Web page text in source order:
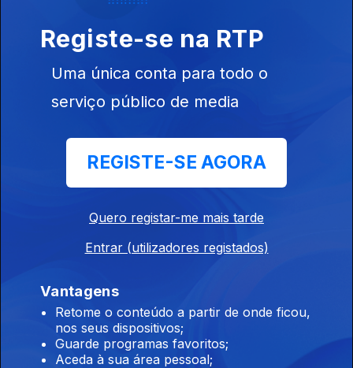
Direto Moçambique
09 jul. 2026
Direto Cabo Verde
09 jul. 2026
Direto Moçambique
Órfeu de Sá Lisboa
Direto Moçambique
Registe-se na RTP
Uma única conta para todo o
serviço público de media
REGISTE-SE AGORA
Quero registar-me mais tarde
Entrar (utilizadores registados)
Vantagens
Retome o conteúdo a partir de onde ficou,
nos seus dispositivos;
Guarde programas favoritos;
Aceda à sua área pessoal;